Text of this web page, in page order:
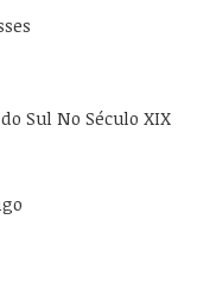
Sul No Século XIX